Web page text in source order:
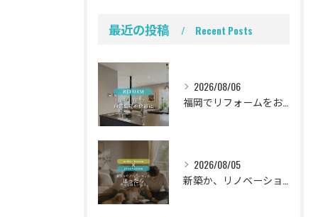
最近の投稿 Recent Posts
2026/08/06
福岡でリフォームをお考えの方、必見。
2026/08/05
新築か、リノベーションか。